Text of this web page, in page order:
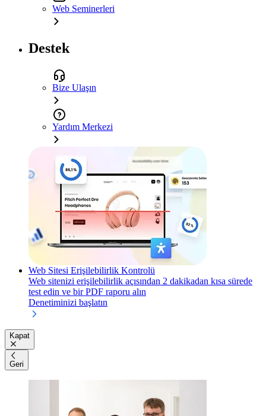
Web Seminerleri
Destek
Bize Ulaşın
Yardım Merkezi
Web Sitesi Erişilebilirlik Kontrolü
Web sitenizi erişilebilirlik açısından 2 dakikadan kısa sürede
test edin ve bir PDF raporu alın
Denetiminizi başlatın
Kapat
Geri